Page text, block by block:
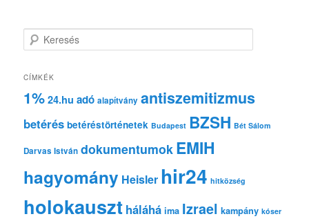
e
e
é
CÍMKÉK
1% 24.hu adó alapítvány antiszemitizmus
betérés betéréstörténetek Budapest BZSH Bét Sálom
Darvas István dokumentumok EMIH
hagyomány Heisler hir24 hitközség
holokauszt háláhá ima Izrael kampány kóser